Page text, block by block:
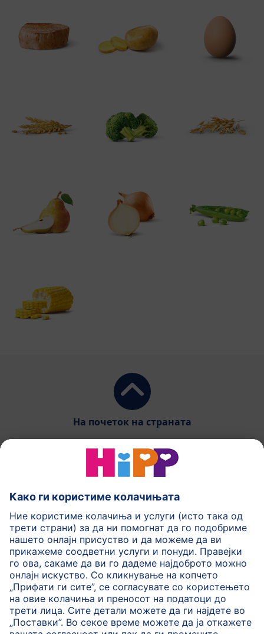
На почеток на страната
HiPP Млечни формули
HiPP Храна за бебиња
HiPP за деца
HiPP Нега за кожа
HiPP Бременост
Политика на приватност
Услови на користење
Импринт
Повеќе за HiPP Контакт